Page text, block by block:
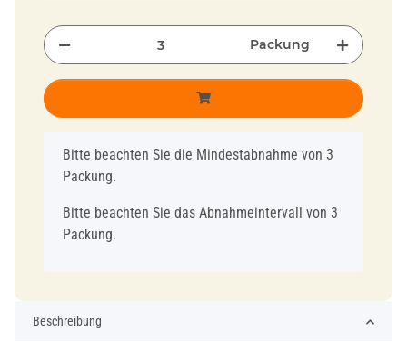
Packung
xBitte beachten Sie die Mindestabnahme von 3
Packung.
Bitte beachten Sie das Abnahmeintervall von 3
Packung.
Beschreibung